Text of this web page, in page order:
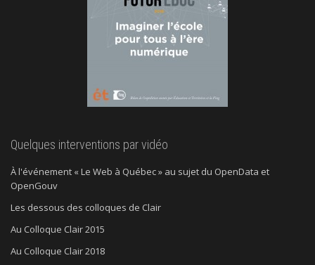
Quelques interventions par vidéo
À l'événement « Le Web à Québec » au sujet du OpenData et
OpenGouv
Les dessous des colloques de Clair
Au Colloque Clair 2015
Au Colloque Clair 2018